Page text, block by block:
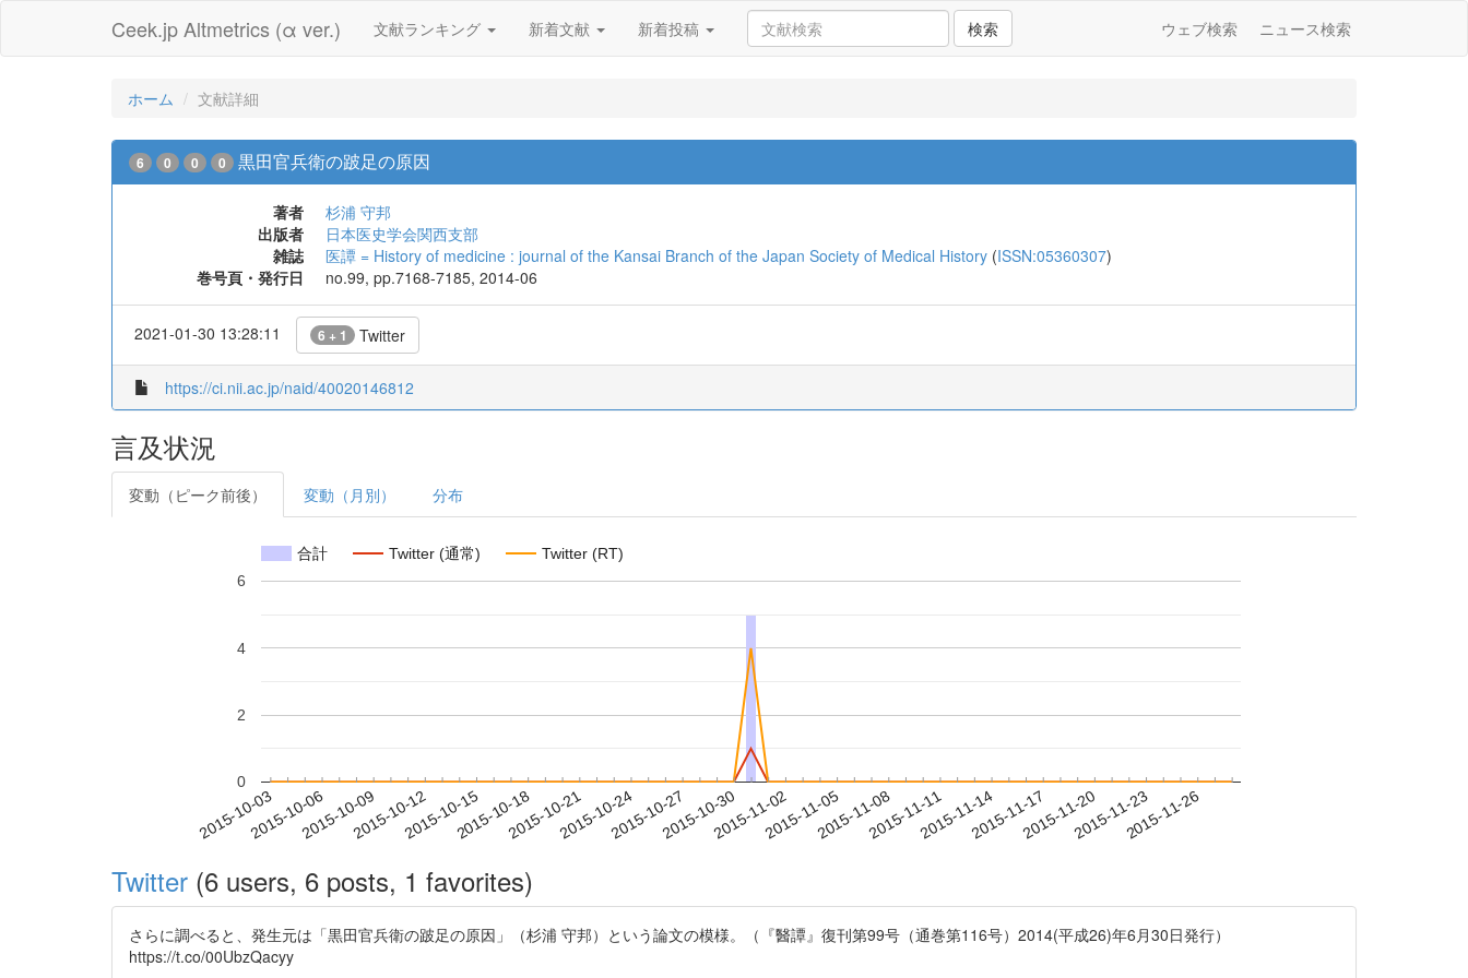
Ceek.jp Altmetrics (α ver.) 文献ランキング 新着文献 新着投稿 検索 ウェブ検索 ニュース検索
ホーム 文献詳細
6 0 0 0 黒田官兵衛の跛足の原因
著者
杉浦 守邦
出版者
日本医史学会関西支部
雑誌
医譚 = History of medicine : journal of the Kansai Branch of the Japan Society of Medical History (ISSN:05360307)
巻号頁・発行日
no.99, pp.7168-7185, 2014-06
2021-01-30 13:28:11 6 + 1 Twitter
https://ci.nii.ac.jp/naid/40020146812
言及状況
変動（ピーク前後） 変動（月別） 分布
合計 Twitter (通常) Twitter (RT)
2015-10-032015-10-062015-10-092015-10-122015-10-152015-10-182015-10-212015-10-242015-10-272015-10-302015-11-022015-11-052015-11-082015-11-112015-11-142015-11-172015-11-202015-11-232015-11-26
0
2
4
6
Twitter (6 users, 6 posts, 1 favorites)
さらに調べると、発生元は「黒田官兵衛の跛足の原因」（杉浦 守邦）という論文の模様。（『醫譚』復刊第99号（通巻第116号）2014(平成26)年6月30日発行）
https://t.co/00UbzQacyy